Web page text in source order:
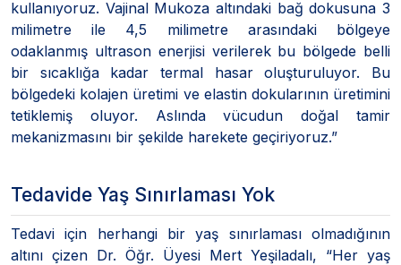
kullanıyoruz. Vajinal Mukoza altındaki bağ dokusuna 3
milimetre ile 4,5 milimetre arasındaki bölgeye
odaklanmış ultrason enerjisi verilerek bu bölgede belli
bir sıcaklığa kadar termal hasar oluşturuluyor. Bu
bölgedeki kolajen üretimi ve elastin dokularının üretimini
tetiklemiş oluyor. Aslında vücudun doğal tamir
mekanizmasını bir şekilde harekete geçiriyoruz.”
Tedavide Yaş Sınırlaması Yok
Tedavi için herhangi bir yaş sınırlaması olmadığının
altını çizen Dr. Öğr. Üyesi Mert Yeşiladalı, “Her yaş